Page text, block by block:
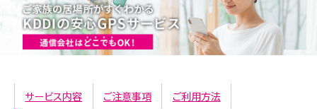
データチャージサイト
サービス内容 ご注意事項 ご利用方法